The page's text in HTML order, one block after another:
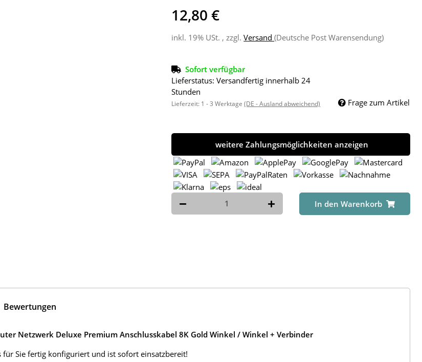
12,80 €
inkl. 19% USt. , zzgl.Versand(Deutsche Post Warensendung)
Sofort verfügbar
Lieferstatus: Versandfertig innerhalb 24
Stunden
Lieferzeit: 1 - 3 Werktage(DE - Ausland abweichend) Frage zum Artikel
weitere Zahlungsmöglichkeiten anzeigen
In den Warenkorb
Bewertungen
Netzwerk Deluxe Premium Anschlusskabel 8K Gold Winkel / Winkel + Verbinder
für Sie fertig konfiguriert und ist sofort einsatzbereit!